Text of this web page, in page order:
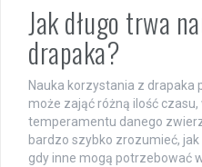
Jak długo trwa
drapaka?
Nauka korzystania z drapaka
może zająć różną ilość
temperamentu danego
bardzo szybko zrozumieć,
gdy inne mogą potrzebować